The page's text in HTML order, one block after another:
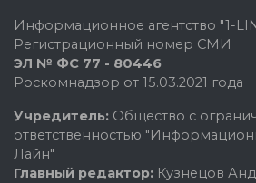
Информационное агентство "1-
Регистрационный номер СМИ
ЭЛ № ФС 77 - 80446
Роскомнадзор от 15.03.2021 года
Учредитель: Общество с
ответственностью
Лайн"
Главный редактор: Кузнецов